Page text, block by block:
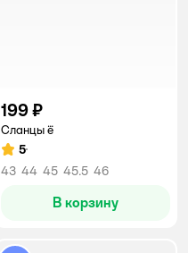
199 ₽
Сланцы ё
Рейтинг:
5
43 44 45 45.5 46
В корзину